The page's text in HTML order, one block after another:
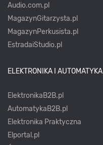
Audio.com.pl
MagazynGitarzysta.pl
MagazynPerkusista.pl
EstradaiStudio.pl
ELEKTRONIKA I AUTOMATYKA
ElektronikaB2B.pl
AutomatykaB2B.pl
Elektronika Praktyczna
Elportal.pl